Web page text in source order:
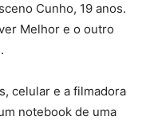
Cunho, 19 anos.
Melhor e o outro
celular e a filmadora
notebook de uma